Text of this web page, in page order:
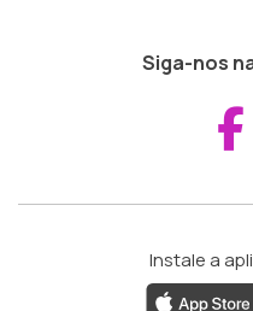
Siga-nos
Instale a